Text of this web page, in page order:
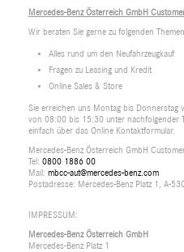
Mercedes-Benz Österreich GmbH
Wir beraten Sie gerne zu folgenden
Alles rund um den Neufahrzeugkauf
Fragen zu Leasing und Kredit
Online Sales & Store
Sie erreichen uns Montag bis
von 08:00 bis 15:30 unter nachfolgender
einfach über das Online Kontaktformular.
Mercedes-Benz Österreich GmbH
Tel: 0800 1886 00
Mail: mbcc-aut@mercedes-benz.com
Postadresse: Mercedes-Benz Platz 1, A-
IMPRESSUM:
Mercedes-Benz Österreich GmbH
Mercedes-Benz Platz 1